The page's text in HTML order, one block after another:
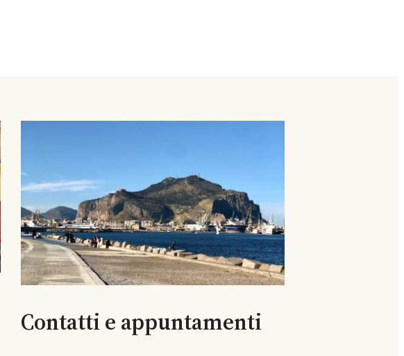
Contatti e appuntamenti